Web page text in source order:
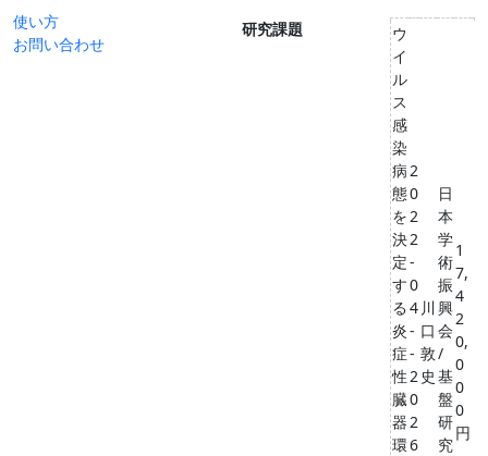
使い方
お問い合わせ
研究課題
ウ
イ
ル
ス
感
染
病
態
を
決
定
す
る
炎
症
性
臓
器
環
2
0
2
2
-
0
4
-
-
2
0
2
6
川
口
敦
史
日
本
学
術
振
興
会
/
基
盤
研
究
1
7,
4
2
0,
0
0
0
円